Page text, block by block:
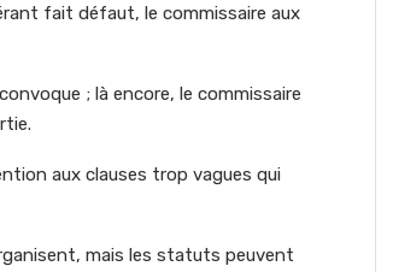
fait défaut, le commissaire aux
; là encore, le commissaire
aux clauses trop vagues qui
mais les statuts peuvent